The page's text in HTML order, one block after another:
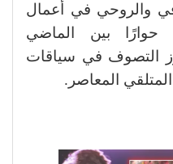
والروحي في أعمال
حوارًا بين الماضي
التصوف في سياقات
المعاصر .